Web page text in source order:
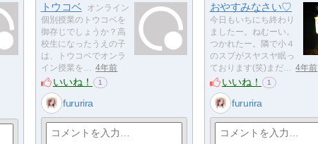
トウコベ
オンライン
個別授業のトウコベを
御存じでしょうか？高
校生になったうえの子
は、トウコベでオンラ
イン授業を…
4年前
いいね！ 1
fururira
おやすみなさい♡
今日もいちにち終わり
ましたー。ねむーい。
つかれたー。隣で小４
のスプがスヤスヤ眠っ
ております(笑)まだ…
4年前
いいね！ 1
fururira